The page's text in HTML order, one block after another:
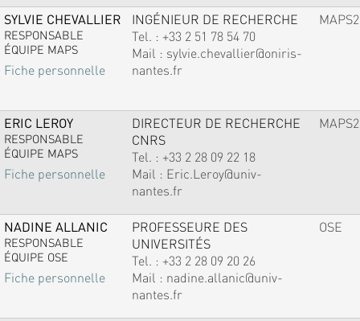
SYLVIE CHEVALLIER
RESPONSABLE
ÉQUIPE MAPS
Fiche personnelle
INGÉNIEUR DE RECHERCHE
Tel. : +33 2 51 78 54 70
Mail : sylvie.chevallier@oniris-
nantes.fr
MAPS2
ERIC LEROY
RESPONSABLE
ÉQUIPE MAPS
Fiche personnelle
DIRECTEUR DE RECHERCHE
CNRS
Tel. : +33 2 28 09 22 18
Mail : Eric.Leroy@univ-
nantes.fr
MAPS2
NADINE ALLANIC
RESPONSABLE
ÉQUIPE OSE
Fiche personnelle
PROFESSEURE DES
UNIVERSITÉS
Tel. : +33 2 28 09 20 26
Mail : nadine.allanic@univ-
nantes.fr
OSE